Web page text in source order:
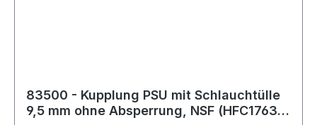
83500 - Kupplung PSU mit Schlauchtülle
9,5 mm ohne Absperrung, NSF (HFC17635